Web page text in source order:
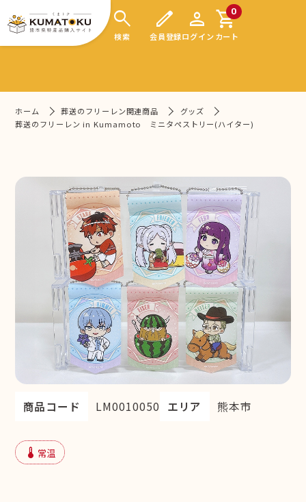
search
検索
edit
会員登録
person
ログイン
0
shopping_cart
カート
ホーム 葬送のフリーレン関連商品
グッズ
葬送のフリーレン in Kumamoto ミニタペストリー(ハイター)
商品コード LM0010050 エリア 熊本市
device_thermostat 常温